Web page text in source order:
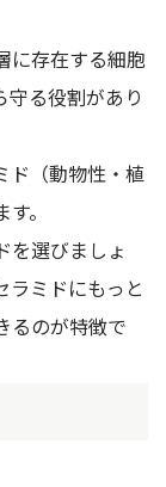
に存在する細胞
守る役割があり
ド（動物性・植
。
を選びましょ
ラミドにもっと
るのが特徴で